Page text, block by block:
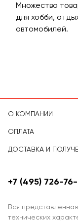
Множество
для хобби,
автомобилей.
О КОМПАНИИ
ОПЛАТА
ДОСТАВКА И
Вся
технических
+7 (495) 726-